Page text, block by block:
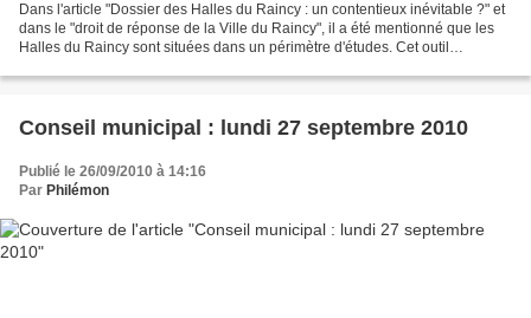
Dans l'article "Dossier des Halles du Raincy : un contentieux inévitable ?" et
dans le "droit de réponse de la Ville du Raincy", il a été mentionné que les
Halles du Raincy sont situées dans un périmètre d'études. Cet outil
Conseil municipal : lundi 27 septembre 2010
Publié le 26/09/2010 à 14:16
Par Philémon